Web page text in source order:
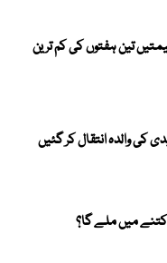
تین ہفتوں کی کم ترین
کی والدہ انتقال کر گئیں
کتنے میں ملے گا؟